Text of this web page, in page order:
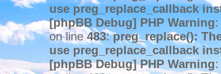
use preg_replace_callback
[phpBB Debug] PHP Warning
on line483:preg_replace():
use preg_replace_callback
[phpBB Debug] PHP Warning